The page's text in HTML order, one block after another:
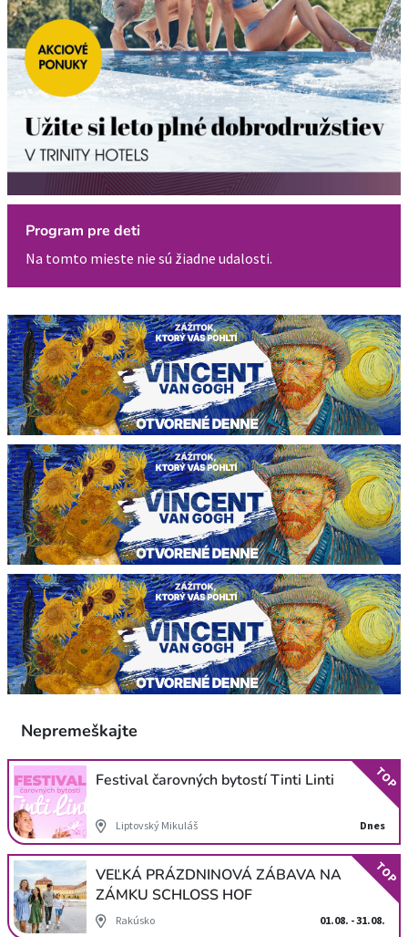
Program pre deti
Na tomto mieste nie sú žiadne udalosti.
Nepremeškajte
Festival čarovných bytostí Tinti Linti
Liptovský Mikuláš Dnes
TOP
VEĽKÁ PRÁZDNINOVÁ ZÁBAVA NA
ZÁMKU SCHLOSS HOF
Rakúsko 01.08. - 31.08.
TOP